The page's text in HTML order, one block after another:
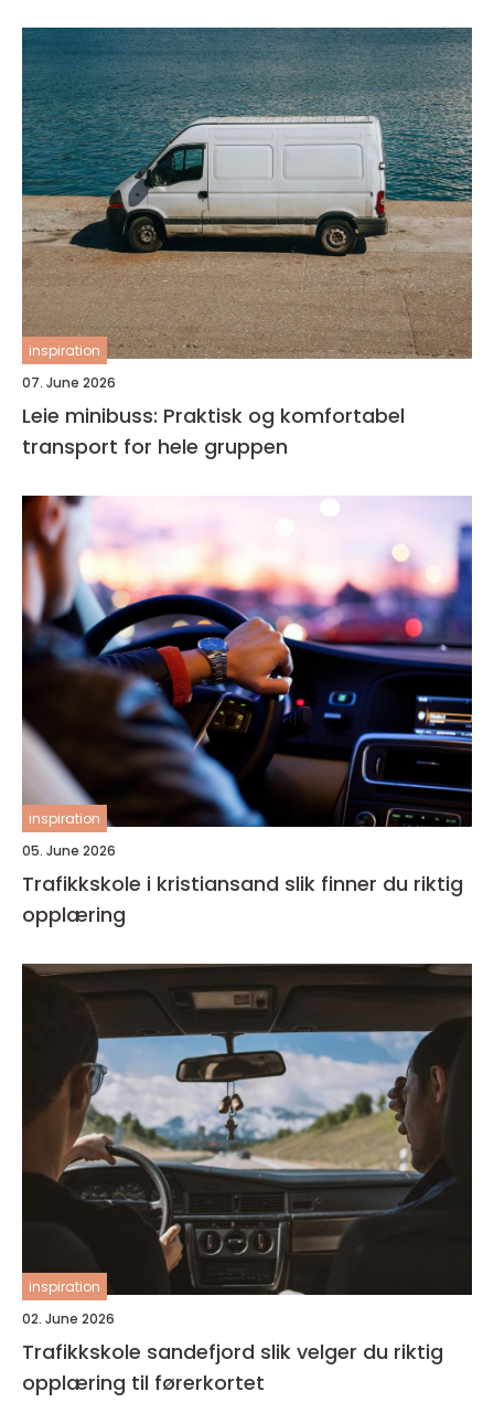
inspiration
07. June 2026
Leie minibuss: Praktisk og komfortabel
transport for hele gruppen
inspiration
05. June 2026
Trafikkskole i kristiansand slik finner du riktig
opplæring
inspiration
02. June 2026
Trafikkskole sandefjord slik velger du riktig
opplæring til førerkortet